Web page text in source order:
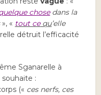
chosedans la
», « tout cequ’elle
détruit l’efficacité
Sganarelle à
:
(« ces nerfs, ces